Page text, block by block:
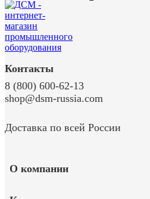
О компании
Контакты
8 (800) 600-62-13
shop@dsm-russia.com
Доставка по всей России